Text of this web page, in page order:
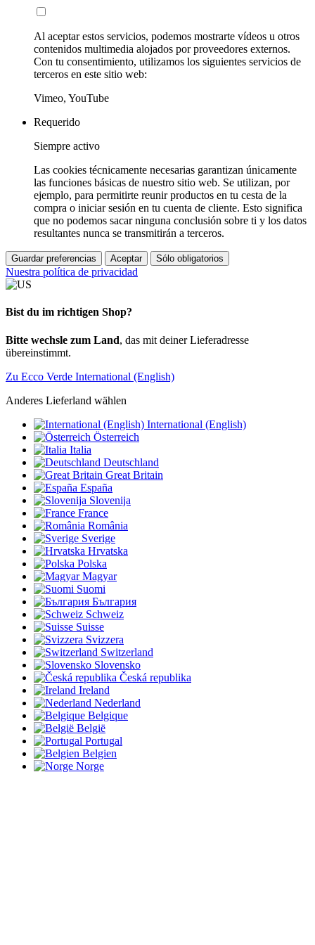
Al aceptar estos servicios, podemos mostrarte vídeos u otros
contenidos multimedia alojados por proveedores externos.
Con tu consentimiento, utilizamos los siguientes servicios de
terceros en este sitio web:
Vimeo, YouTube
Requerido
Siempre activo
Las cookies técnicamente necesarias garantizan únicamente
las funciones básicas de nuestro sitio web. Se utilizan, por
ejemplo, para permitirte reunir productos en tu cesta de la
compra o iniciar sesión en tu cuenta de cliente. Esto significa
que no podemos sacar ninguna conclusión sobre ti y los datos
resultantes nunca se transmitirán a terceros.
Guardar preferencias Aceptar Sólo obligatorios
Nuestra política de privacidad
Bist du im richtigen Shop?
Bitte wechsle zum Land, das mit deiner Lieferadresse
übereinstimmt.
Zu Ecco Verde International (English)
Anderes Lieferland wählen
International (English)
Österreich
Italia
Deutschland
Great Britain
España
Slovenija
France
România
Sverige
Hrvatska
Polska
Magyar
Suomi
България
Schweiz
Suisse
Svizzera
Switzerland
Slovensko
Česká republika
Ireland
Nederland
Belgique
België
Portugal
Belgien
Norge